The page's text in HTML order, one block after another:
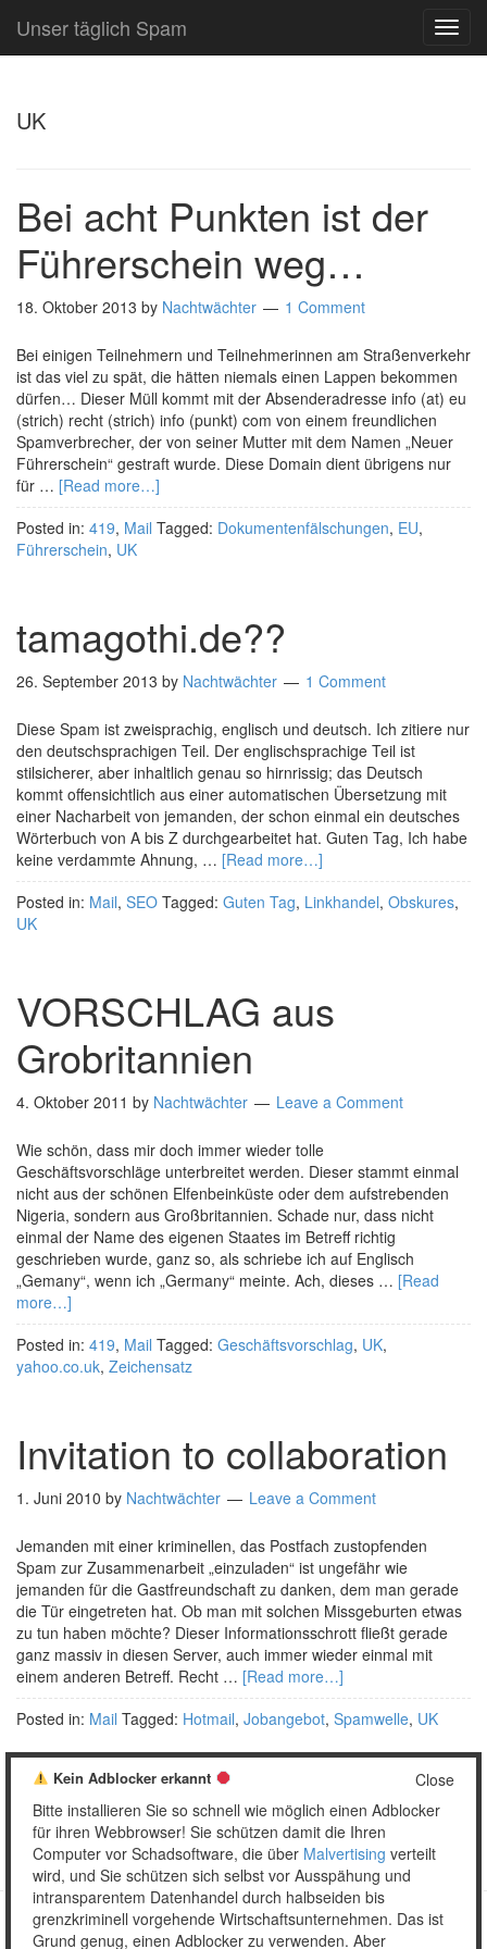
Unser täglich Spam
UK
Bei acht Punkten ist der
Führerschein weg…
18. Oktober 2013 by Nachtwächter 1 Comment
Bei einigen Teilnehmern und Teilnehmerinnen am Straßenverkehr
ist das viel zu spät, die hätten niemals einen Lappen bekommen
dürfen… Dieser Müll kommt mit der Absenderadresse info (at) eu
(strich) recht (strich) info (punkt) com von einem freundlichen
Spamverbrecher, der von seiner Mutter mit dem Namen „Neuer
Führerschein“ gestraft wurde. Diese Domain dient übrigens nur
für … [Read more…]
Posted in: 419, Mail Tagged: Dokumentenfälschungen, EU,
Führerschein, UK
tamagothi.de??
26. September 2013 by Nachtwächter 1 Comment
Diese Spam ist zweisprachig, englisch und deutsch. Ich zitiere nur
den deutschsprachigen Teil. Der englischsprachige Teil ist
stilsicherer, aber inhaltlich genau so hirnrissig; das Deutsch
kommt offensichtlich aus einer automatischen Übersetzung mit
einer Nacharbeit von jemanden, der schon einmal ein deutsches
Wörterbuch von A bis Z durchgearbeitet hat. Guten Tag, Ich habe
keine verdammte Ahnung, … [Read more…]
Posted in: Mail, SEO Tagged: Guten Tag, Linkhandel, Obskures,
UK
VORSCHLAG aus
Grobritannien
4. Oktober 2011 by Nachtwächter Leave a Comment
Wie schön, dass mir doch immer wieder tolle
Geschäftsvorschläge unterbreitet werden. Dieser stammt einmal
nicht aus der schönen Elfenbeinküste oder dem aufstrebenden
Nigeria, sondern aus Großbritannien. Schade nur, dass nicht
einmal der Name des eigenen Staates im Betreff richtig
geschrieben wurde, ganz so, als schriebe ich auf Englisch
„Gemany“, wenn ich „Germany“ meinte. Ach, dieses … [Read
more…]
Posted in: 419, Mail Tagged: Geschäftsvorschlag, UK,
yahoo.co.uk, Zeichensatz
Invitation to collaboration
1. Juni 2010 by Nachtwächter Leave a Comment
Jemanden mit einer kriminellen, das Postfach zustopfenden
Spam zur Zusammenarbeit „einzuladen“ ist ungefähr wie
jemanden für die Gastfreundschaft zu danken, dem man gerade
die Tür eingetreten hat. Ob man mit solchen Missgeburten etwas
zu tun haben möchte? Dieser Informationsschrott fließt gerade
ganz massiv in diesen Server, auch immer wieder einmal mit
einem anderen Betreff. Recht … [Read more…]
Posted in: Mail Tagged: Hotmail, Jobangebot, Spamwelle, UK
« Zurück 1 2
Close
Kein Adblocker erkannt
Bitte installieren Sie so schnell wie möglich einen Adblocker
für ihren Webbrowser! Sie schützen damit die Ihren
Computer vor Schadsoftware, die über Malvertising verteilt
wird, und Sie schützen sich selbst vor Ausspähung und
intransparentem Datenhandel durch halbseiden bis
grenzkriminell vorgehende Wirtschaftsunternehmen. Das ist
Grund genug, einen Adblocker zu verwenden. Aber